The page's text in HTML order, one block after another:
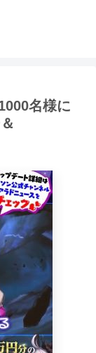
名様に